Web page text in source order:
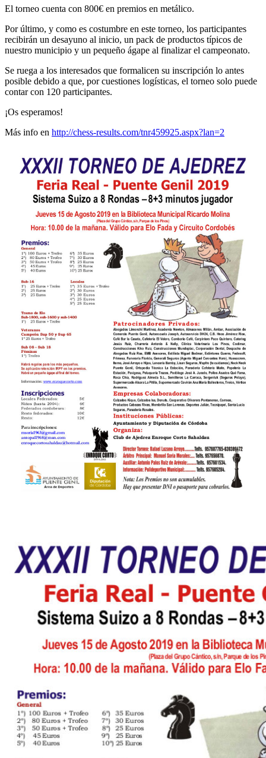
El torneo cuenta con 800€ en premios en metálico.
Por último, y como es costumbre en este torneo, los participantes
recibirán un desayuno al inicio, un pack de productos típicos de
nuestro municipio y un pequeño ágape al finalizar el campeonato.
Se ruega a los interesados que formalicen su inscripción lo antes
posible debido a que, por cuestiones logísticas, el torneo solo puede
contar con 120 participantes.
¡Os esperamos!
Más info en http://chess-results.com/tnr459925.aspx?lan=2